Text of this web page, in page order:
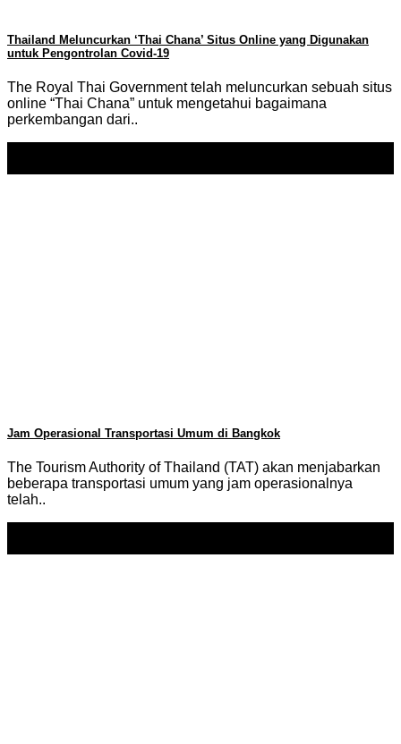
Thailand Meluncurkan ‘Thai Chana’ Situs Online yang Digunakan
untuk Pengontrolan Covid-19
The Royal Thai Government telah meluncurkan sebuah situs
online “Thai Chana” untuk mengetahui bagaimana
perkembangan dari..
Jam Operasional Transportasi Umum di Bangkok
The Tourism Authority of Thailand (TAT) akan menjabarkan
beberapa transportasi umum yang jam operasionalnya
telah..